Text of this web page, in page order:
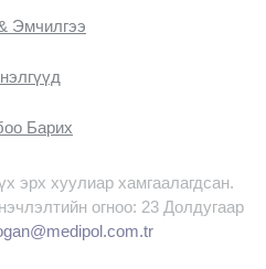
Эмчилгээ
Барих
эрх хуулиар хамгаалагдсан.
огноо: 23 Долдугаар